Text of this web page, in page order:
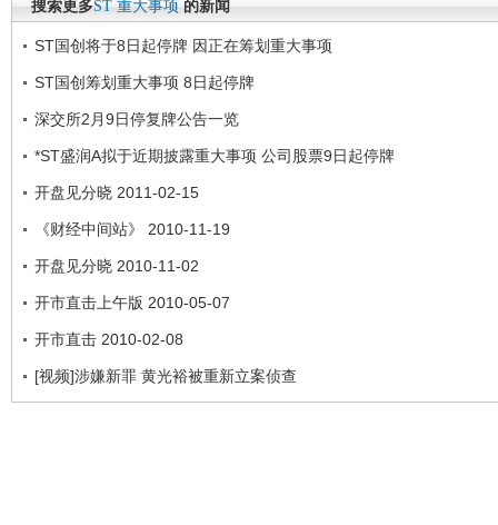
搜索更多ST 重大事项 的新闻
ST国创将于8日起停牌 因正在筹划重大事项
ST国创筹划重大事项 8日起停牌
深交所2月9日停复牌公告一览
*ST盛润A拟于近期披露重大事项 公司股票9日起停牌
开盘见分晓 2011-02-15
《财经中间站》 2010-11-19
开盘见分晓 2010-11-02
开市直击上午版 2010-05-07
开市直击 2010-02-08
[视频]涉嫌新罪 黄光裕被重新立案侦查